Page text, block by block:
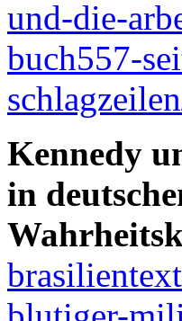
und-die-
buch557-
Kennedy
in